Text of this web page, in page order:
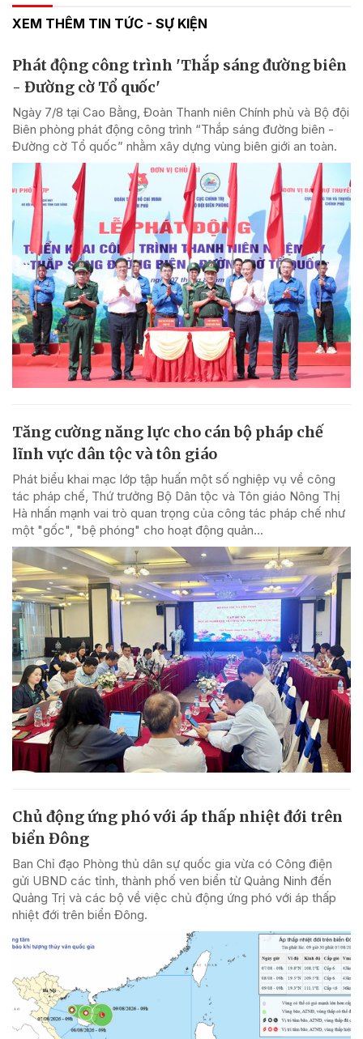
XEM THÊM TIN TỨC - SỰ KIỆN
Phát động công trình 'Thắp sáng đường biên
- Đường cờ Tổ quốc'
Ngày 7/8 tại Cao Bằng, Đoàn Thanh niên Chính phủ và Bộ đội
Biên phòng phát động công trình “Thắp sáng đường biên -
Đường cờ Tổ quốc” nhằm xây dựng vùng biên giới an toàn.
Tăng cường năng lực cho cán bộ pháp chế
lĩnh vực dân tộc và tôn giáo
Phát biểu khai mạc lớp tập huấn một số nghiệp vụ về công
tác pháp chế, Thứ trưởng Bộ Dân tộc và Tôn giáo Nông Thị
Hà nhấn mạnh vai trò quan trọng của công tác pháp chế như
một "gốc", "bệ phóng" cho hoạt động quản...
Chủ động ứng phó với áp thấp nhiệt đới trên
biển Đông
Ban Chỉ đạo Phòng thủ dân sự quốc gia vừa có Công điện
gửi UBND các tỉnh, thành phố ven biển từ Quảng Ninh đến
Quảng Trị và các bộ về việc chủ động ứng phó với áp thấp
nhiệt đới trên biển Đông.